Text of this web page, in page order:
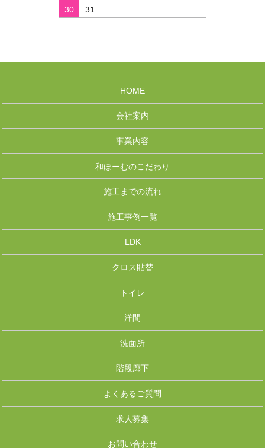
30
31
HOME
会社案内
事業内容
和ほーむのこだわり
施工までの流れ
施工事例一覧
LDK
クロス貼替
トイレ
洋間
洗面所
階段廊下
よくあるご質問
求人募集
お問い合わせ